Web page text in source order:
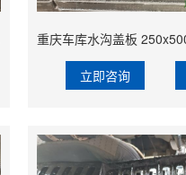
立即咨询